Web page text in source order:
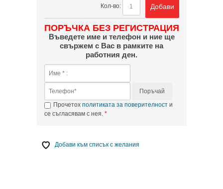
Кол-во: Добави
ПОРЪЧКА БЕЗ РЕГИСТРАЦИЯ
Въведете име и телефон и ние ще
свържем с Вас в рамките на
работния ден.
Поръчай
Прочетох политиката за поверителности
се съгласявам с нея.
Добави към списък с желания